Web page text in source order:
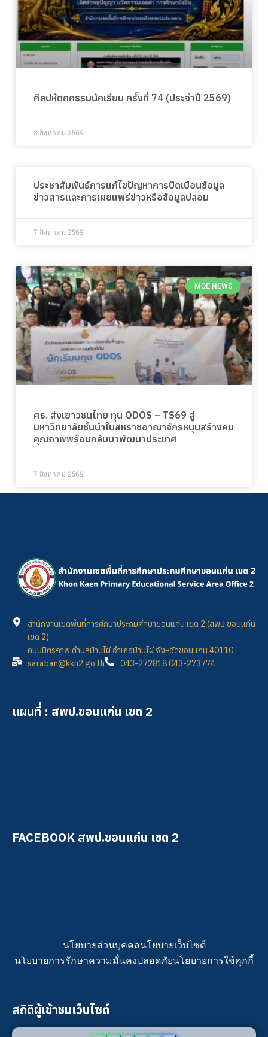
ศิลปหัตถกรรมนักเรียน ครั้งที่ 74 (ประจำปี 2569)
8 สิงหาคม 2569
ประชาสัมพันธ์การแก้ไขปัญหาการบิดเบือนข้อมูล
ข่าวสารและการเผยแพร่ข่าวหรือข้อมูลปลอม
7 สิงหาคม 2569
MOE NEWS
ศธ. ส่งเยาวชนไทย ทุน ODOS – TS69 สู่
มหาวิทยาลัยชั้นนำในสหราชอาณาจักรหนุนสร้างคน
คุณภาพพร้อมกลับมาพัฒนาประเทศ
7 สิงหาคม 2569
สำนักงานเขตพื้นที่การศึกษาประถมศึกษาขอนแก่น เขต 2 (สพป.ขอนแก่น
เขต 2)
ถนนมิตรภาพ ตำบลบ้านไผ่ อำเภอบ้านไผ่ จังหวัดขอนแก่น 40110
saraban@kkn2.go.th
043-272818 043-273774
แผนที่ : สพป.ขอนแก่น เขต 2
FACEBOOK สพป.ขอนแก่น เขต 2
นโยบายส่วนบุคคลนโยบายเว็บไซต์
นโยบายการรักษาความมั่นคงปลอดภัยนโยบายการใช้คุกกี้
สถิติผู้เข้าชมเว็บไซต์